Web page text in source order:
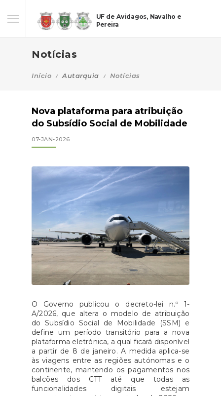
UF de Avidagos, Navalho e
Pereira
Notícias
Início Autarquia Notícias
Nova plataforma para atribuição
do Subsídio Social de Mobilidade
07-JAN-2026
O Governo publicou o decreto-lei n.º 1-
A/2026, que altera o modelo de atribuição
do Subsídio Social de Mobilidade (SSM) e
define um período transitório para a nova
plataforma eletrónica, a qual ficará disponível
a partir de 8 de janeiro. A medida aplica-se
às viagens entre as regiões autónomas e o
continente, mantendo os pagamentos nos
balcões dos CTT até que todas as
funcionalidades digitais estejam